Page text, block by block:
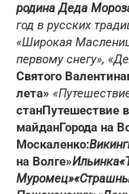
родина Деда
год в русских
«Широкая
первому снегу»,
Святого Валентина
лета»
станПутешествие
майданГорода на
Москаленко:
на Волге»Ильинка
Муромец»